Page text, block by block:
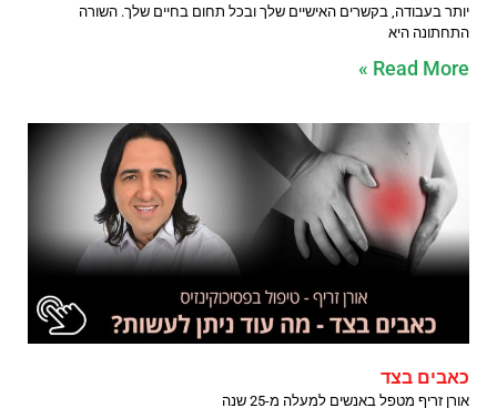
יותר בעבודה, בקשרים האישיים שלך ובכל תחום בחיים שלך. השורה
התחתונה היא
Read More »
כאבים בצד
אורן זריף מטפל באנשים למעלה מ-25 שנה